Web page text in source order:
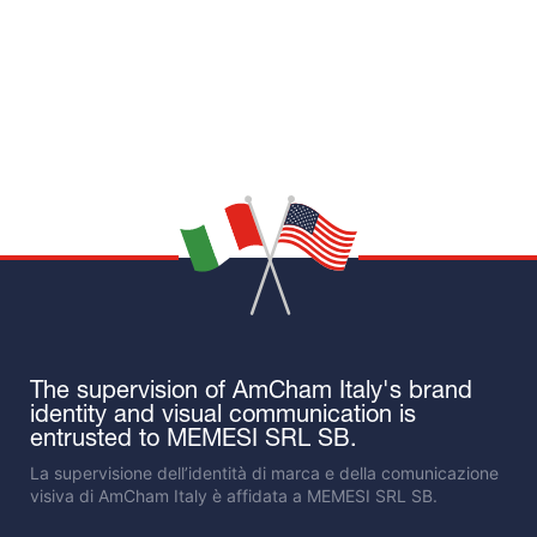
The supervision of AmCham Italy's brand
identity and visual communication is
entrusted to MEMESI SRL SB.
La supervisione dell’identità di marca e della comunicazione
visiva di AmCham Italy è affidata a MEMESI SRL SB.